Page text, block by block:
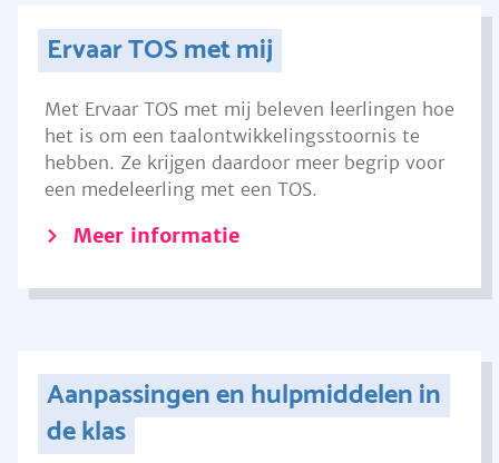
Ervaar TOS met mij
Met Ervaar TOS met mij beleven leerlingen hoe
het is om een taalontwikkelingsstoornis te
hebben. Ze krijgen daardoor meer begrip voor
een medeleerling met een TOS.
Meer informatie
Aanpassingen en hulpmiddelen in
de klas